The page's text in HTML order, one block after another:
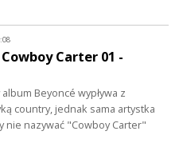
Cowboy Carter 01 -
Beyoncé wypływa z
country, jednak sama artystka
nie nazywać "Cowboy Carter"